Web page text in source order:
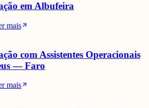
em Albufeira
mais
com Assistentes Operacionais
— Faro
mais